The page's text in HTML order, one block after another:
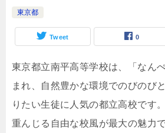
東京都
Tweet 0
東京都立南平高等学校は、「なん
まれ、自然豊かな環境でのびのび
りたい生徒に人気の都立高校です
重んじる自由な校風が最大の魅力